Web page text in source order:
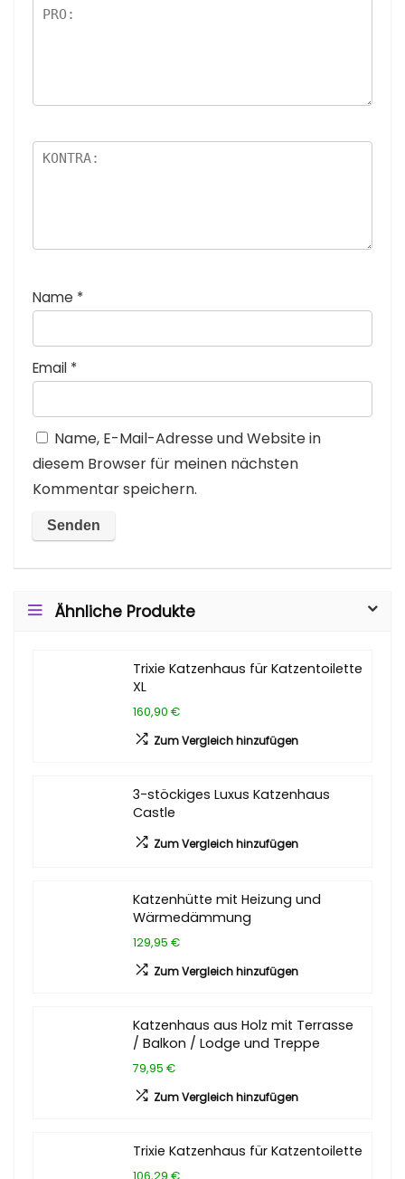
Name *
Email *
Name, E-Mail-Adresse und Website in
diesem Browser für meinen nächsten
Kommentar speichern.
Ähnliche Produkte
Trixie Katzenhaus für Katzentoilette
XL
160,90 €
Zum Vergleich hinzufügen
3-stöckiges Luxus Katzenhaus
Castle
Zum Vergleich hinzufügen
Katzenhütte mit Heizung und
Wärmedämmung
129,95 €
Zum Vergleich hinzufügen
Katzenhaus aus Holz mit Terrasse
/ Balkon / Lodge und Treppe
79,95 €
Zum Vergleich hinzufügen
Trixie Katzenhaus für Katzentoilette
106,29 €